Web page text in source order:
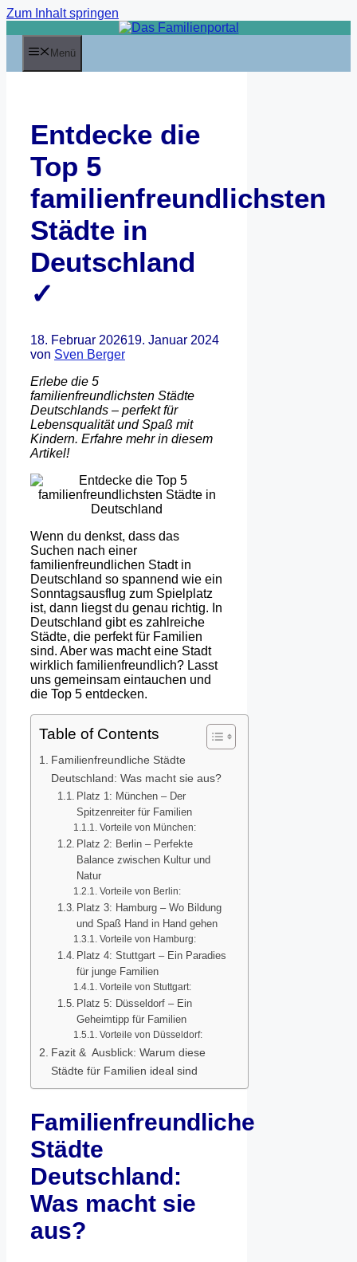
Zum Inhalt springen
Menü
Entdecke die
Top 5
familienfreundlichsten
Städte in
Deutschland
✓
18. Februar 202619. Januar 2024
von Sven Berger
Erlebe die 5
familienfreundlichsten Städte
Deutschlands – perfekt für
Lebensqualität und Spaß mit
Kindern. Erfahre mehr in diesem
Artikel!
Wenn du denkst, dass das
Suchen nach einer
familienfreundlichen Stadt in
Deutschland so spannend wie ein
Sonntagsausflug zum Spielplatz
ist, dann liegst du genau richtig. In
Deutschland gibt es zahlreiche
Städte, die perfekt für Familien
sind. Aber was macht eine Stadt
wirklich familienfreundlich? Lasst
uns gemeinsam eintauchen und
die Top 5 entdecken.
Table of Contents
Familienfreundliche Städte
Deutschland: Was macht sie aus?
Platz 1: München – Der
Spitzenreiter für Familien
Vorteile von München:
Platz 2: Berlin – Perfekte
Balance zwischen Kultur und
Natur
Vorteile von Berlin:
Platz 3: Hamburg – Wo Bildung
und Spaß Hand in Hand gehen
Vorteile von Hamburg:
Platz 4: Stuttgart – Ein Paradies
für junge Familien
Vorteile von Stuttgart:
Platz 5: Düsseldorf – Ein
Geheimtipp für Familien
Vorteile von Düsseldorf:
Fazit & Ausblick: Warum diese
Städte für Familien ideal sind
Familienfreundliche
Städte
Deutschland:
Was macht sie
aus?